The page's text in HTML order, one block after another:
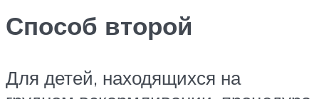
Способ второй
Для детей, находящихся на